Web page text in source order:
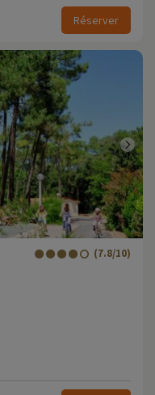
Réserver
(7.8/10)